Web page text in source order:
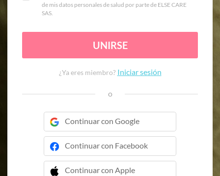
de mis datos personales de salud por parte de ELSE CARE
SAS.
UNIRSE
¿Ya eres miembro? Iniciar sesión
o
Continuar con Google
Continuar con Facebook
Continuar con Apple